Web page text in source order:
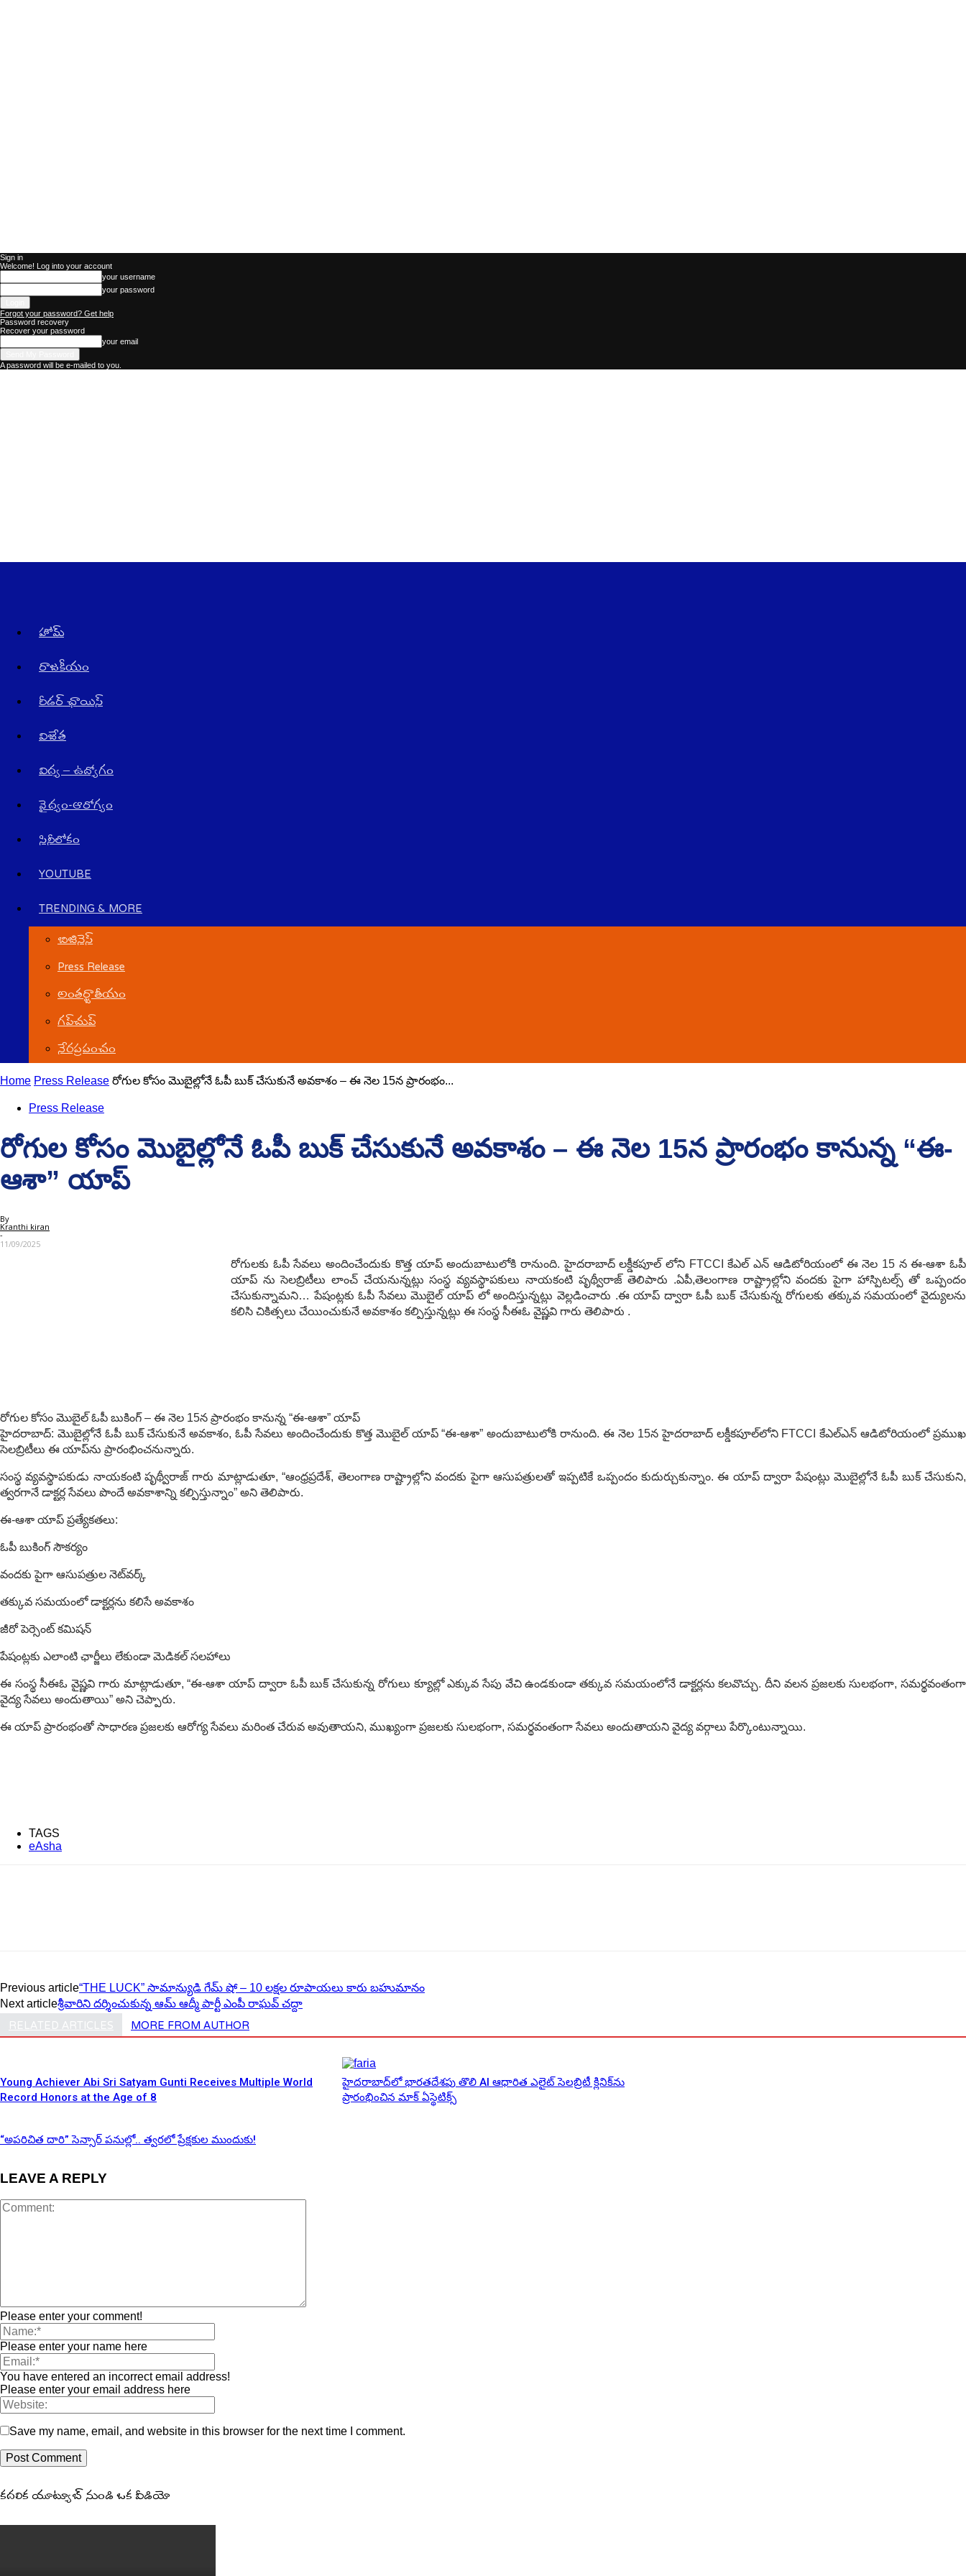
Sign in
Welcome! Log into your account
your username
your password
Forgot your password? Get help
Password recovery
Recover your password
your email
A password will be e-mailed to you.
హోమ్
రాజ‌కీయం
రీడర్ ఛాయిస్
విజేత
విద్య – ఉద్యోగం
వైద్యం-ఆరోగ్యం
సినీలోకం
YOUTUBE
TRENDING & MORE
బిజినెస్
Press Release
అంతర్జాతీయం
గ‌ప్‌చుప్
నేర‌ప్ర‌పంచం
Home Press Release రోగుల కోసం మొబైల్లోనే ఓపీ బుక్ చేసుకునే అవకాశం – ఈ నెల 15న ప్రారంభం...
Press Release
రోగుల కోసం మొబైల్లోనే ఓపీ బుక్ చేసుకునే అవకాశం – ఈ నెల 15న ప్రారంభం కానున్న “ఈ-
ఆశా” యాప్
By
Kranthi kiran
-
11/09/2025
రోగుల‌కు ఓపీ సేవ‌లు అందించేందుకు కొత్త యాప్ అందుబాటులోకి రానుంది. హైద‌రాబాద్ ల‌క్డీక‌పూల్ లోని FTCCI కేఎల్ ఎన్ ఆడిటోరియంలో ఈ నెల 15 న ఈ-ఆశా ఓపీ
యాప్ ను సెల‌బ్రిటీలు లాంచ్ చేయ‌నున్న‌ట్లు సంస్థ వ్య‌వ‌స్థాప‌కులు నాయకంటి పృథ్వీరాజ్ తెలిపారు .ఏపీ,తెలంగాణ రాష్ట్రాల్లోని వంద‌కు పైగా హాస్పిట‌ల్స్ తో ఒప్పందం
చేసుకున్నామ‌ని… పేషంట్ల‌కు ఓపీ సేవ‌లు మొబైల్ యాప్ లో అందిస్తున్న‌ట్లు వెల్ల‌డించారు .ఈ యాప్ ద్వారా ఓపీ బుక్ చేసుకున్న రోగుల‌కు త‌క్కువ స‌మ‌యంలో వైద్యులను
క‌లిసి చికిత్స‌లు చేయించుకునే అవ‌కాశం క‌ల్పిస్తున్న‌ట్లు ఈ సంస్థ సీఈఓ వైష్ణవి గారు తెలిపారు .
రోగుల కోసం మొబైల్ ఓపీ బుకింగ్ – ఈ నెల 15న ప్రారంభం కానున్న “ఈ-ఆశా” యాప్
హైదరాబాద్: మొబైల్లోనే ఓపీ బుక్ చేసుకునే అవకాశం, ఓపీ సేవలు అందించేందుకు కొత్త మొబైల్ యాప్ “ఈ-ఆశా” అందుబాటులోకి రానుంది. ఈ నెల 15న హైదరాబాద్ లక్డీకపూల్‌లోని FTCCI కేఎల్‌ఎన్ ఆడిటోరియంలో ప్రముఖ
సెలబ్రిటీలు ఈ యాప్‌ను ప్రారంభించనున్నారు.
సంస్థ వ్యవస్థాపకుడు నాయకంటి పృథ్వీరాజ్ గారు మాట్లాడుతూ, “ఆంధ్రప్రదేశ్, తెలంగాణ రాష్ట్రాల్లోని వందకు పైగా ఆసుపత్రులతో ఇప్పటికే ఒప్పందం కుదుర్చుకున్నాం. ఈ యాప్ ద్వారా పేషంట్లు మొబైల్లోనే ఓపీ బుక్ చేసుకుని,
త్వరగానే డాక్టర్ల సేవలు పొందే అవకాశాన్ని కల్పిస్తున్నాం” అని తెలిపారు.
ఈ-ఆశా యాప్ ప్రత్యేకతలు:
ఓపీ బుకింగ్ సౌకర్యం
వందకు పైగా ఆసుపత్రుల నెట్‌వర్క్
తక్కువ సమయంలో డాక్టర్లను కలిసే అవకాశం
జీరో పెర్సెంట్ కమిషన్
పేషంట్లకు ఎలాంటి ఛార్జీలు లేకుండా మెడికల్ సలహాలు
ఈ సంస్థ సీఈఓ వైష్ణవి గారు మాట్లాడుతూ, “ఈ-ఆశా యాప్ ద్వారా ఓపీ బుక్ చేసుకున్న రోగులు క్యూల్లో ఎక్కువ సేపు వేచి ఉండకుండా తక్కువ సమయంలోనే డాక్టర్లను కలవొచ్చు. దీని వలన ప్రజలకు సులభంగా, సమర్థవంతంగా
వైద్య సేవలు అందుతాయి” అని చెప్పారు.
ఈ యాప్ ప్రారంభంతో సాధారణ ప్రజలకు ఆరోగ్య సేవలు మరింత చేరువ అవుతాయని, ముఖ్యంగా ప్రజలకు సులభంగా, సమర్థవంతంగా సేవలు అందుతాయని వైద్య వర్గాలు పేర్కొంటున్నాయి.
TAGS
eAsha
Previous article“THE LUCK” సామాన్యుడి గేమ్ షో – 10 లక్షల రూపాయలు కారు బహుమానం
Next articleశ్రీవారిని దర్శించుకున్న ఆమ్ ఆద్మీ పార్టీ ఎంపీ రాఘవ్ చద్దా
RELATED ARTICLES MORE FROM AUTHOR
Young Achiever Abi Sri Satyam Gunti Receives Multiple World
Record Honors at the Age of 8
హైదరాబాద్‌లో భారతదేశపు తొలి AI ఆధారిత ఎలైట్ సెలబ్రిటీ క్లినిక్‌ను
ప్రారంభించిన మాక్ ఏస్థెటిక్స్
“అపరిచిత దారి” సెన్సార్ పనుల్లో.. త్వరలో ప్రేక్షకుల ముందుకు!
LEAVE A REPLY
Please enter your comment!
Please enter your name here
You have entered an incorrect email address!
Please enter your email address here
Save my name, email, and website in this browser for the next time I comment.
కదలిక యూట్యూబ్ నుండి ఒక వీడియో